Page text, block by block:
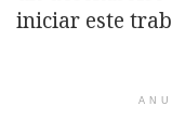
iniciar este